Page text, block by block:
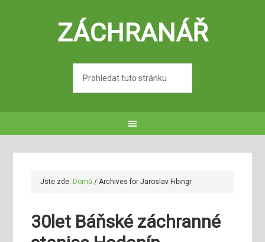
ZÁCHRANÁŘ
Jste zde: Domů / Archives for Jaroslav Fibingr
30let Báňské záchranné